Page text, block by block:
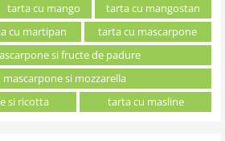
tarta cu mango
tarta cu mangostan
cu martipan
tarta cu mascarpone
si fructe de padure
si mozzarella
si ricotta
tarta cu masline